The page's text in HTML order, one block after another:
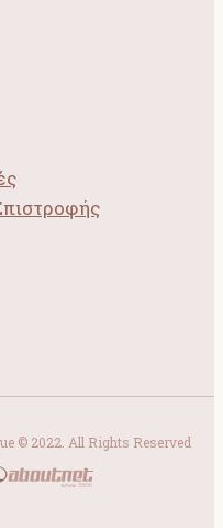
© 2022. All Rights Reserved